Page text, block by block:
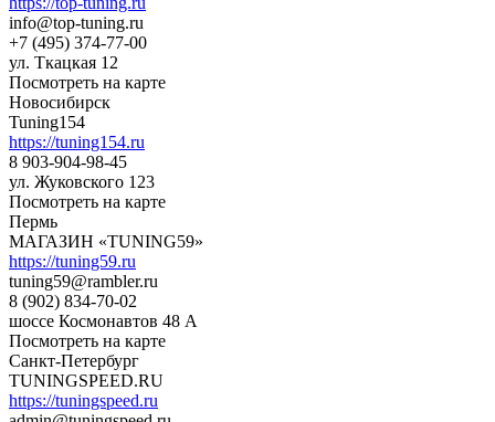
info@top-tuning.ru
+7 (495) 374-77-00
ул. Ткацкая 12
Посмотреть на карте
Новосибирск
Tuning154
https://tuning154.ru
8 903-904-98-45
ул. Жуковского 123
Посмотреть на карте
Пермь
МАГАЗИН «TUNING59»
https://tuning59.ru
tuning59@rambler.ru
8 (902) 834-70-02
шоссе Космонавтов 48 А
Посмотреть на карте
Санкт-Петербург
TUNINGSPEED.RU
https://tuningspeed.ru